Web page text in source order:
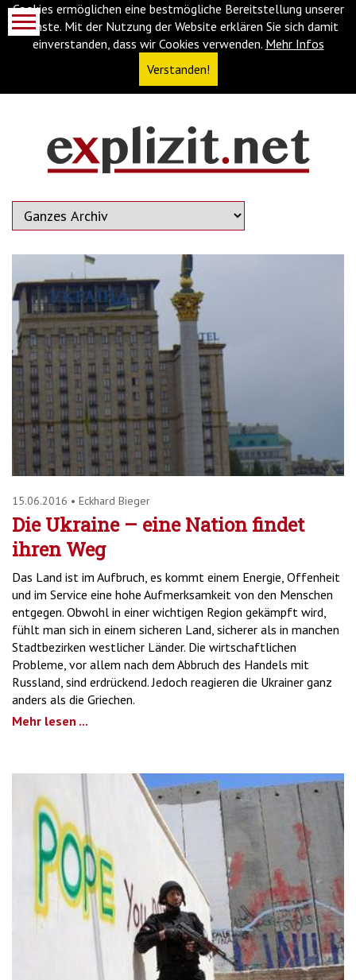
Cookies ermöglichen eine bestmögliche Bereitstellung unserer
Dienste. Mit der Nutzung der Website erklären Sie sich damit
einverstanden, dass wir Cookies verwenden. Mehr Infos
Verstanden!
(Accesskey
'1')Zur
(Accesskey
'3')Zur
Suche
springen
(Accesskey
'2')
15.06.2016 • Eckhard Bieger
Die Ukraine – eine Nation findet
ihren Weg
Das Land ist im Aufbruch, es kommt einem Energie, Offenheit
und im Service eine hohe Aufmerksamkeit von den Menschen
entgegen. Obwohl in einer wichtigen Region gekämpft wird,
fühlt man sich in einem sicheren Land, sicherer als in manchen
Stadtbezirken westlicher Länder. Die wirtschaftlichen
Probleme, vor allem nach dem Abbruch des Handels mit
Russland, sind erdrückend. Jedoch reagieren die Ukrainer ganz
anders als die Griechen.
Mehr lesen ...